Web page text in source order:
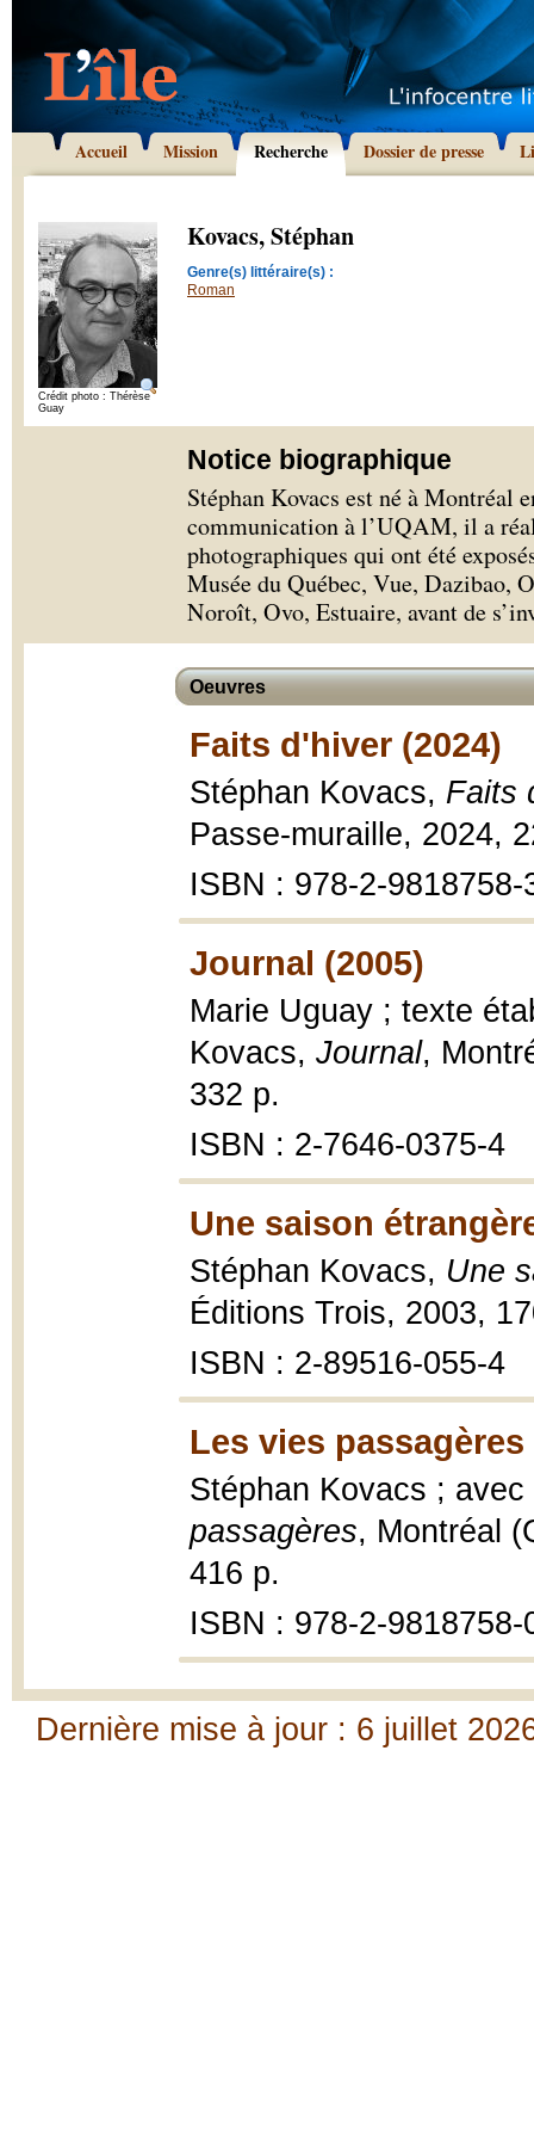
Accueil Mission Recherche Dossier de presse
Crédit photo : Thérèse
Guay
Kovacs, Stéphan
Genre(s) littéraire(s) :
Roman
Notice biographique
Stéphan Kovacs est né à Montréal
communication à l’UQAM, il a
photographiques qui ont été
Musée du Québec, Vue, Dazibao,
Noroît, Ovo, Estuaire, avant de
Oeuvres
Faits d'hiver (2024)
Stéphan Kovacs, Faits
Passe-muraille, 2024,
ISBN : 978-2-9818758-
Journal (2005)
Marie Uguay ; texte
Kovacs, Journal,
332 p.
ISBN : 2-7646-0375-4
Une saison
Stéphan Kovacs, Une
Éditions Trois, 2003,
ISBN : 2-89516-055-4
Les vies passagères
Stéphan Kovacs ;
passagères, Montréal
416 p.
ISBN : 978-2-9818758-
Dernière mise à jour : 6 juillet